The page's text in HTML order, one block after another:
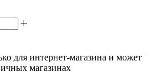
для интернет-магазина и может
магазинах